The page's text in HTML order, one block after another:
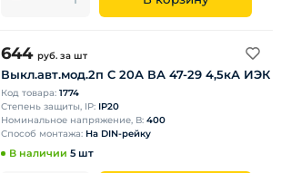
644 руб. за шт
Выкл.авт.мод.2п C 20А ВА 47-29 4,5кА ИЭК
Код товара: 1774
Степень защиты, IP: IP20
Номинальное напряжение, В: 400
Способ монтажа: На DIN-рейку
В наличии 5 шт